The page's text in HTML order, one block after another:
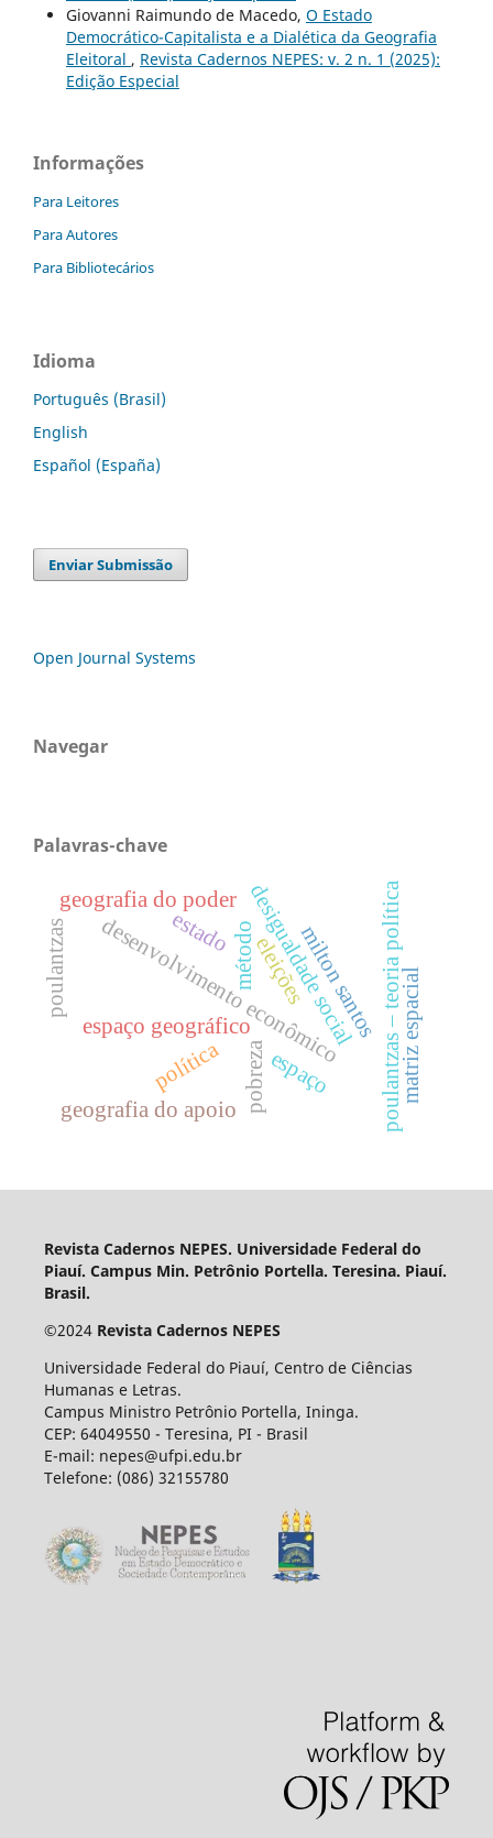
Giovanni Raimundo de Macedo, O Estado
Democrático-Capitalista e a Dialética da Geografia
Eleitoral , Revista Cadernos NEPES: v. 2 n. 1 (2025):
Edição Especial
Informações
Para Leitores
Para Autores
Para Bibliotecários
Idioma
Português (Brasil)
English
Español (España)
Enviar Submissão
Open Journal Systems
Navegar
Palavras-chave
desenvolvimento econômico
espaço geográfico
pobreza
desigualdade social
eleições
política
geografia do apoio
geografia do poder
método milton santos
poulantzas poulantzas – teoria políticamatriz espacial
espaço
estado
Revista Cadernos NEPES. Universidade Federal do
Piauí. Campus Min. Petrônio Portella. Teresina. Piauí.
Brasil.
©2024Revista Cadernos NEPES
Universidade Federal do Piauí, Centro de Ciências
Humanas e Letras.
Campus Ministro Petrônio Portella, Ininga.
CEP: 64049550 - Teresina, PI - Brasil
E-mail: nepes@ufpi.edu.br
Telefone: (086) 32155780